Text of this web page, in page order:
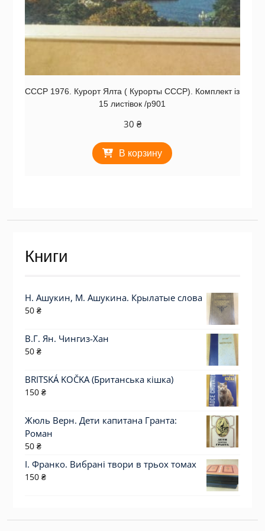
СССР 1976. Курорт Ялта ( Курорты СССР). Комплект із
15 листівок /р901
30 ₴
В корзину
Книги
Н. Ашукин, М. Ашукина. Крылатые слова
50 ₴
В.Г. Ян. Чингиз-Хан
50 ₴
BRITSKÁ KOČKA (Британська кішка)
150 ₴
Жюль Верн. Дети капитана Гранта:
Роман
50 ₴
І. Франко. Вибрані твори в трьох томах
150 ₴